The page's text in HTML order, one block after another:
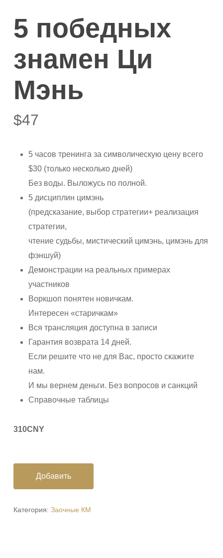
5 победных
знамен Ци
Мэнь
$47
5 часов тренинга за символическую цену всего
$30 (только несколько дней)
Без воды. Выложусь по полной.
5 дисциплин цимэнь
(предсказание, выбор стратегии+ реализация
стратегии,
чтение судьбы, мистический цимэнь, цимэнь для
фэншуй)
Демонстрации на реальных примерах
участников
Воркшоп понятен новичкам.
Интересен «старичкам»
Вся трансляция доступна в записи
Гарантия возврата 14 дней.
Если решите что не для Вас, просто скажите
нам.
И мы вернем деньги. Без вопросов и санкций
Справочные таблицы
310CNY
Добавить
Категория: Заочные КМ